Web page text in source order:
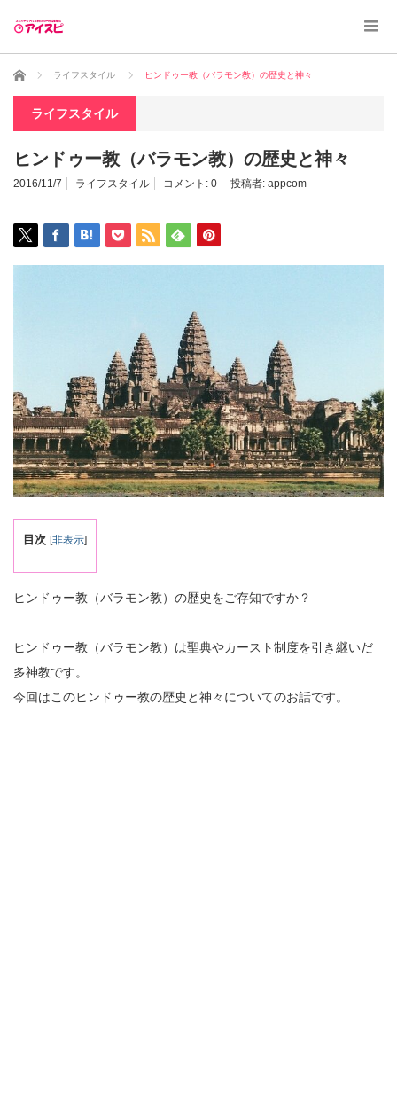
ホーム ライフスタイル ヒンドゥー教（バラモン教）の歴史と神々
ライフスタイル
ヒンドゥー教（バラモン教）の歴史と神々
2016/11/7 ライフスタイル コメント: 0 投稿者: appcom
目次 [非表示]
ヒンドゥー教（バラモン教）の歴史をご存知ですか？
ヒンドゥー教（バラモン教）は聖典やカースト制度を引き継いだ
多神教です。
今回はこのヒンドゥー教の歴史と神々についてのお話です。